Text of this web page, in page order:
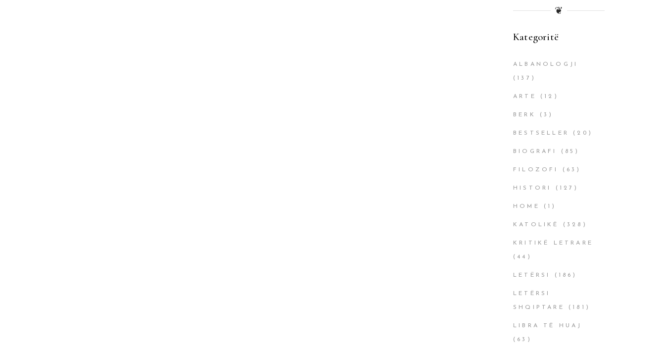
❦
Kategoritë
ALBANOLOGJI
(137)
ARTE (12)
BERK (3)
BESTSELLER (20)
BIOGRAFI (85)
FILOZOFI (63)
HISTORI (127)
HOME (1)
KATOLIKË (328)
KRITIKË LETRARE
(44)
LETËRSI (186)
LETËRSI
SHQIPTARE (181)
LIBRA TË HUAJ
(63)